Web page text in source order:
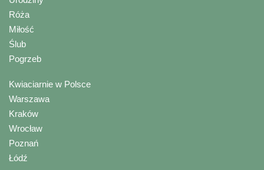
Róża
Miłość
Ślub
Pogrzeb
Kwiaciarnie w Polsce
Warszawa
Kraków
Wrocław
Poznań
Łódź